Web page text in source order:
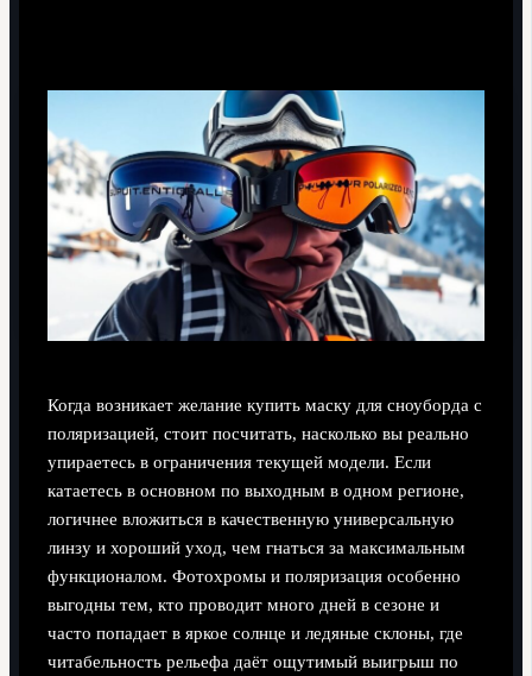
Когда возникает желание купить маску для сноуборда с
поляризацией, стоит посчитать, насколько вы реально
упираетесь в ограничения текущей модели. Если
катаетесь в основном по выходным в одном регионе,
логичнее вложиться в качественную универсальную
линзу и хороший уход, чем гнаться за максимальным
функционалом. Фотохромы и поляризация особенно
выгодны тем, кто проводит много дней в сезоне и
часто попадает в яркое солнце и ледяные склоны, где
читабельность рельефа даёт ощутимый выигрыш по